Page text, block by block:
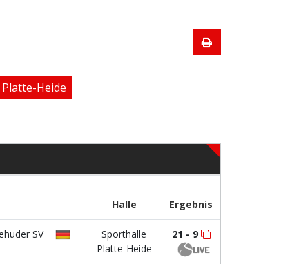
Heide
Halle Ergebnis
SV
Sporthalle
Platte-Heide
21 - 9